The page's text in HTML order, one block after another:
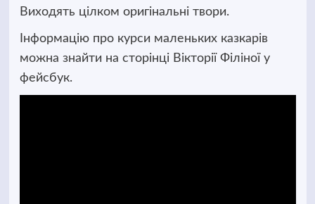
Виходять цілком оригінальні твори.
Інформацію про курси маленьких казкарів
можна знайти на сторінці Вікторії Філіної у
фейсбук.